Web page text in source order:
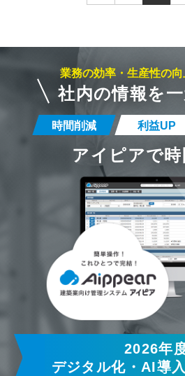
業務の効率・生産性の向
社内の情報を一
時間削減 利益UP
アイピアで
2026年
デジタル化・AI導